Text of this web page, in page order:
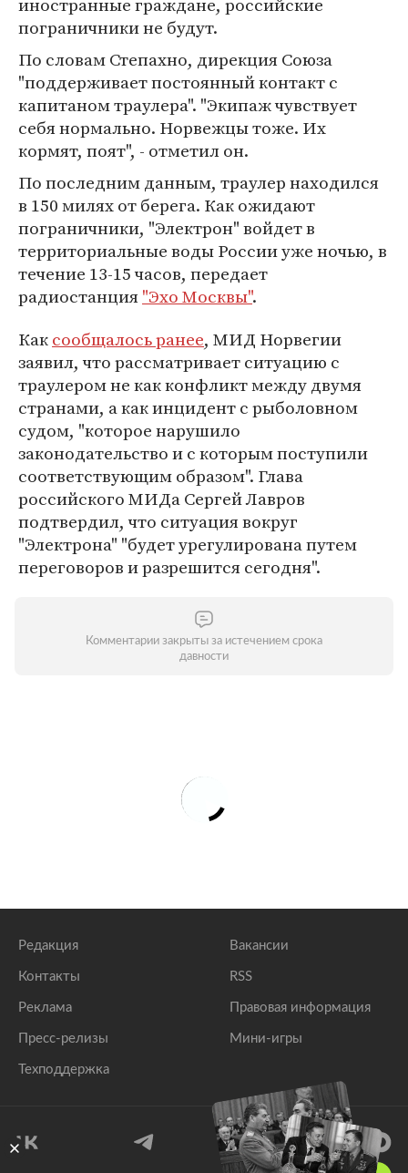
пограничники не будут.
По словам Степахно, дирекция Союза
"поддерживает постоянный контакт с
капитаном траулера". "Экипаж чувствует
себя нормально. Норвежцы тоже. Их
кормят, поят", - отметил он.
По последним данным, траулер находился
в 150 милях от берега. Как ожидают
пограничники, "Электрон" войдет в
территориальные воды России уже ночью, в
течение 13-15 часов, передает
радиостанция"Эхо Москвы".
Каксообщалось ранее, МИД Норвегии
заявил, что рассматривает ситуацию с
траулером не как конфликт между двумя
странами, а как инцидент с рыболовном
судом, "которое нарушило
законодательство и с которым поступили
соответствующим образом". Глава
российского МИДа Сергей Лавров
подтвердил, что ситуация вокруг
"Электрона" "будет урегулирована путем
переговоров и разрешится сегодня".
Комментарии закрыты за истечением срока
давности
Редакция
Контакты
Реклама
Пресс-релизы
Техподдержка
Вакансии
RSS
Правовая информация
Мини-игры